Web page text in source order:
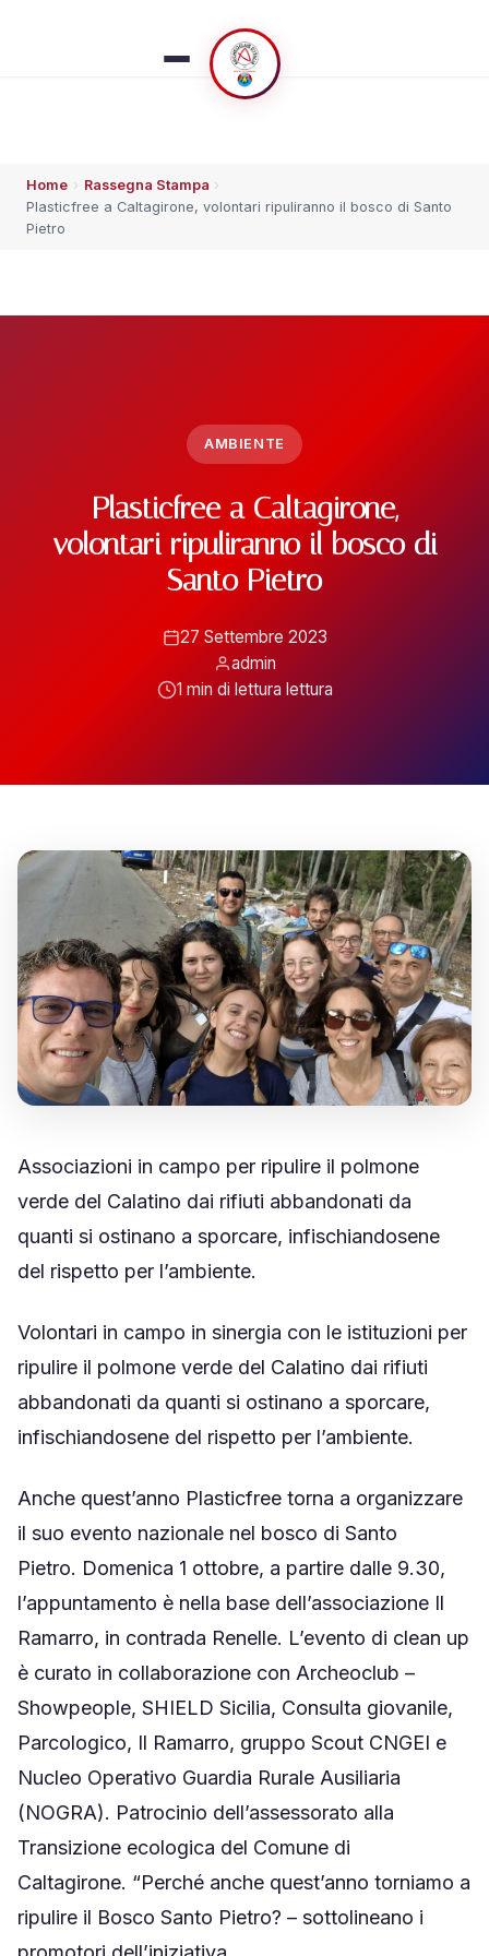
ESPLORA
👥 Chi siamo
ATTIVITÀ
📋 Attività e Progetti
🎓 Formazione
📰 Rassegna Stampa
PARTECIPA
🤝 Diventa Socio
✋ Dai una mano
📋 Trasparenza
🔑 Area Soci
Home › Rassegna Stampa ›
Plasticfree a Caltagirone, volontari ripuliranno il bosco di Santo
Pietro
AMBIENTE
Plasticfree a Caltagirone,
volontari ripuliranno il bosco di
Santo Pietro
27 Settembre 2023
admin
1 min di lettura lettura
Associazioni in campo per ripulire il polmone
verde del Calatino dai rifiuti abbandonati da
quanti si ostinano a sporcare, infischiandosene
del rispetto per l’ambiente.
Volontari in campo in sinergia con le istituzioni per
ripulire il polmone verde del Calatino dai rifiuti
abbandonati da quanti si ostinano a sporcare,
infischiandosene del rispetto per l’ambiente.
Anche quest’anno Plasticfree torna a organizzare
il suo evento nazionale nel bosco di Santo
Pietro. Domenica 1 ottobre, a partire dalle 9.30,
l’appuntamento è nella base dell’associazione Il
Ramarro, in contrada Renelle. L’evento di clean up
è curato in collaborazione con Archeoclub –
Showpeople, SHIELD Sicilia, Consulta giovanile,
Parcologico, Il Ramarro, gruppo Scout CNGEI e
Nucleo Operativo Guardia Rurale Ausiliaria
(NOGRA). Patrocinio dell’assessorato alla
Transizione ecologica del Comune di
Caltagirone. “Perché anche quest’anno torniamo a
ripulire il Bosco Santo Pietro? – sottolineano i